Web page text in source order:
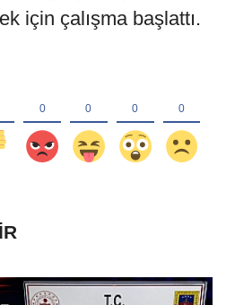
için çalışma başlattı.